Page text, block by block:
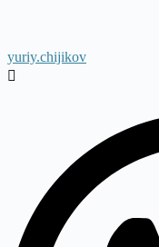
yuriy.chijikov